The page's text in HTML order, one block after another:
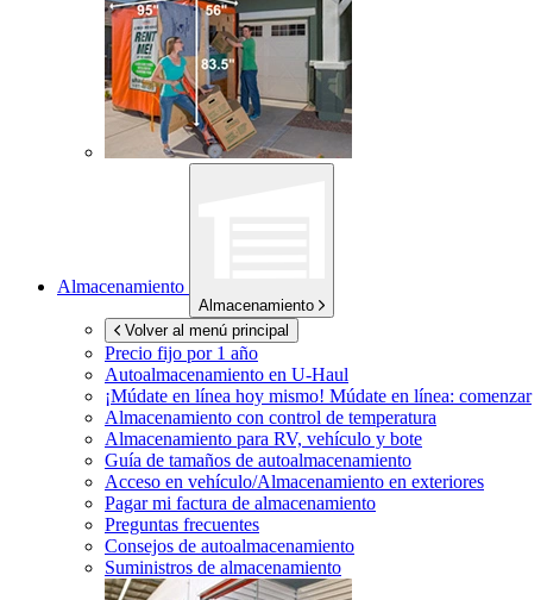
Almacenamiento
Almacenamiento
Volver al menú principal
Precio fijo por 1 año
Autoalmacenamiento en U-Haul
¡Múdate en línea hoy mismo! Múdate en línea: comenzar
Almacenamiento con control de temperatura
Almacenamiento para RV, vehículo y bote
Guía de tamaños de autoalmacenamiento
Acceso en vehículo/Almacenamiento en exteriores
Pagar mi factura de almacenamiento
Preguntas frecuentes
Consejos de autoalmacenamiento
Suministros de almacenamiento